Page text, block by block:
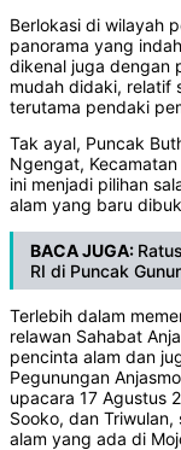
Berlokasi di wilayah
panorama yang
dikenal juga dengan
mudah didaki, relatif
terutama pendaki
Tak ayal, Puncak
Ngengat,
ini menjadi pilihan
alam yang baru
BACA JUGA:
RI di Puncak
Terlebih dalam
relawan Sahabat
pencinta alam dan
Pegunungan
upacara 17 Agustus
Sooko, dan
alam yang ada di